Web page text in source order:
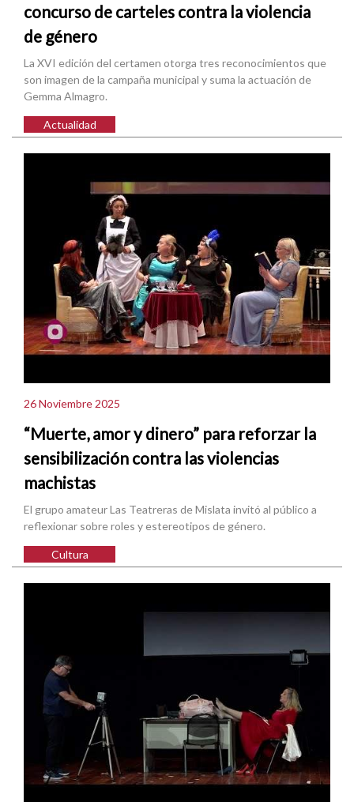
concurso de carteles contra la violencia
de género
La XVI edición del certamen otorga tres reconocimientos que
son imagen de la campaña municipal y suma la actuación de
Gemma Almagro.
Actualidad
26 Noviembre 2025
“Muerte, amor y dinero” para reforzar la
sensibilización contra las violencias
machistas
El grupo amateur Las Teatreras de Mislata invitó al público a
reflexionar sobre roles y estereotipos de género.
Cultura